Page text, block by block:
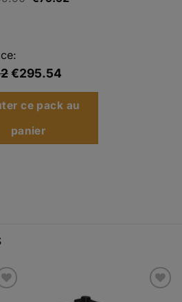
€99.90.
€295.54
ce pack au
panier